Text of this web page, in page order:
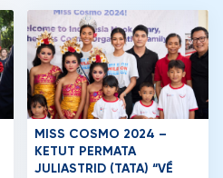
của tất cả thí sinh Miss
Cosmo 2024. Chương trình
được phối hợp tổ chức bởi
tổ chức Miss Cosmo và The
Beauty Of […]
MISS COSMO 2024 –
KETUT PERMATA
JULIASTRID (TATA) “VỀ